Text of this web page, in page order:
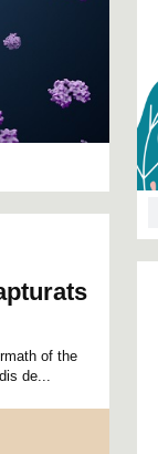
of the
de...